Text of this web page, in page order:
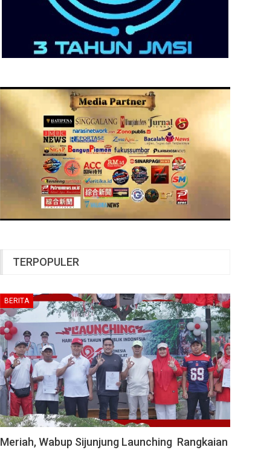
TERPOPULER
BERITA
Meriah, Wabup Sijunjung Launching Rangkaian